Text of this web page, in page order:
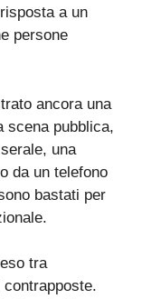
a un
persone
ancora una
scena pubblica,
una
da un telefono
bastati per
tra